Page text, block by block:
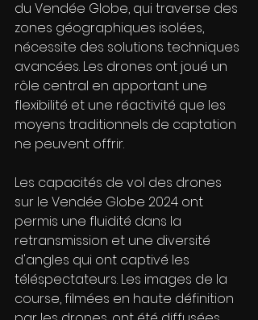
du Vendée Globe, qui traverse des
zones géographiques isolées,
nécessite des solutions techniques
avancées. Les drones ont joué un
rôle central en apportant une
flexibilité et une réactivité que les
moyens traditionnels de captation
ne peuvent offrir.
Les capacités de vol des drones
sur le Vendée Globe 2024 ont
permis une fluidité dans la
retransmission et une diversité
d'angles qui ont captivé les
téléspectateurs. Les images de la
course, filmées en haute définition